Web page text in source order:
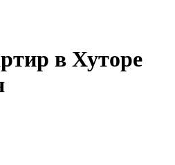
в Хуторе